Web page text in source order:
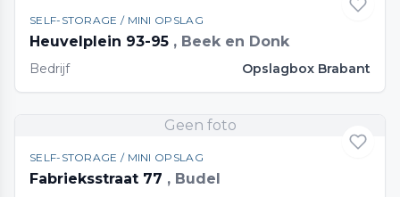
SELF-STORAGE / MINI OPSLAG
Heuvelplein 93-95 , Beek en Donk
Bedrijf Opslagbox Brabant
Geen foto
SELF-STORAGE / MINI OPSLAG
Fabrieksstraat 77 , Budel